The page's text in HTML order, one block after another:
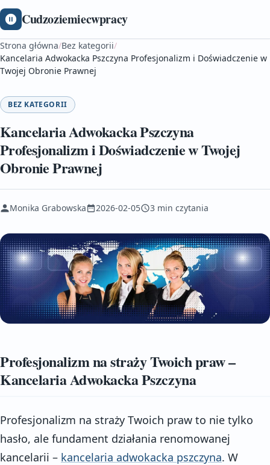
Cudzoziemiecwpracy
Strona główna/Bez kategorii/
Kancelaria Adwokacka Pszczyna Profesjonalizm i Doświadczenie w
Twojej Obronie Prawnej
BEZ KATEGORII
Kancelaria Adwokacka Pszczyna
Profesjonalizm i Doświadczenie w Twojej
Obronie Prawnej
Monika Grabowska 2026-02-05 3 min czytania
Profesjonalizm na straży Twoich praw –
Kancelaria Adwokacka Pszczyna
Profesjonalizm na straży Twoich praw to nie tylko
hasło, ale fundament działania renomowanej
kancelarii – kancelaria adwokacka pszczyna. W